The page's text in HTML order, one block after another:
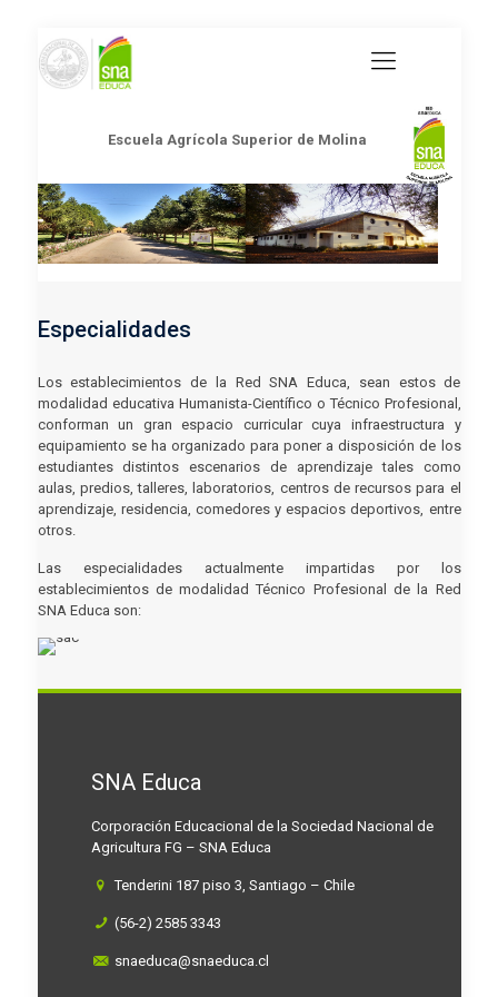
Escuela Agrícola Superior de Molina
Especialidades
Los establecimientos de la Red SNA Educa, sean estos de
modalidad educativa Humanista-Científico o Técnico Profesional,
conforman un gran espacio curricular cuya infraestructura y
equipamiento se ha organizado para poner a disposición de los
estudiantes distintos escenarios de aprendizaje tales como
aulas, predios, talleres, laboratorios, centros de recursos para el
aprendizaje, residencia, comedores y espacios deportivos, entre
otros.
Las especialidades actualmente impartidas por los
establecimientos de modalidad Técnico Profesional de la Red
SNA Educa son:
SNA Educa
Corporación Educacional de la Sociedad Nacional de
Agricultura FG – SNA Educa
Tenderini 187 piso 3, Santiago – Chile
(56-2) 2585 3343
snaeduca@snaeduca.cl